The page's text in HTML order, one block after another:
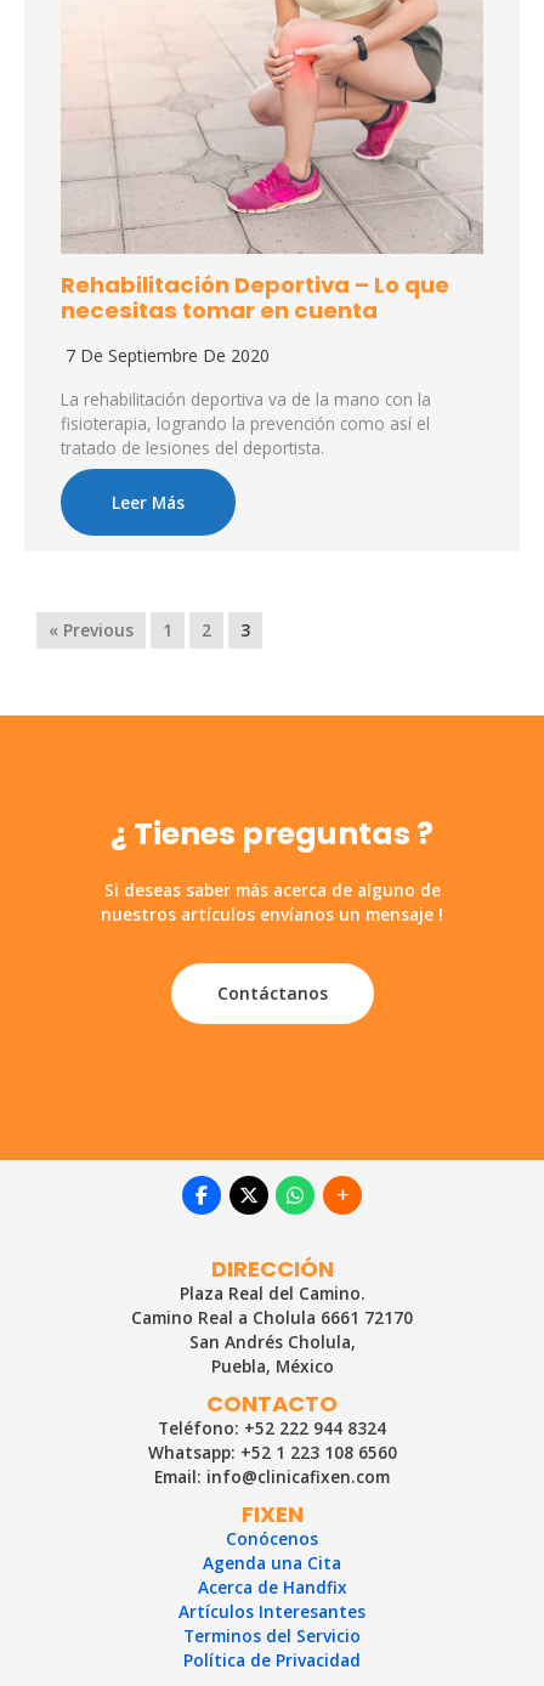
Rehabilitación Deportiva – Lo que
necesitas tomar en cuenta
7 De Septiembre De 2020
La rehabilitación deportiva va de la mano con la
fisioterapia, logrando la prevención como así el
tratado de lesiones del deportista.
Leer Más
« Previous 1 2 3
¿ Tienes preguntas ?
Si deseas saber más acerca de alguno de
nuestros artículos envíanos un mensaje !
Contáctanos
DIRECCIÓN
Plaza Real del Camino.
Camino Real a Cholula 6661 72170
San Andrés Cholula,
Puebla, México
CONTACTO
Teléfono: +52 222 944 8324
Whatsapp: +52 1 223 108 6560
Email: info@clinicafixen.com
FIXEN
Conócenos
Agenda una Cita
Acerca de Handfix
Artículos Interesantes
Terminos del Servicio
Política de Privacidad